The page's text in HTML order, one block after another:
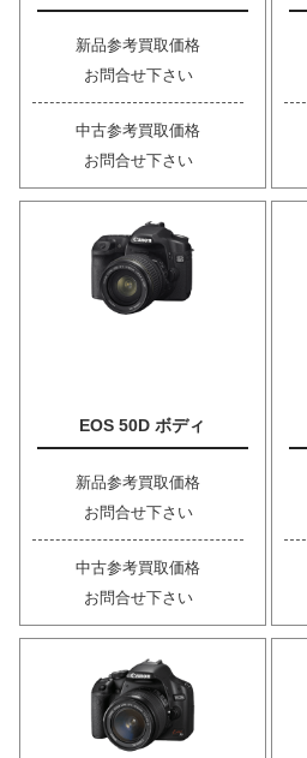
新品参考買取価格
お問合せ下さい
中古参考買取価格
お問合せ下さい
EOS 50D ボディ
新品参考買取価格
お問合せ下さい
中古参考買取価格
お問合せ下さい